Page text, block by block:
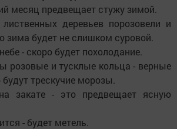
месяц предвещает стужу зимой.
деревьев порозовели и
зима будет не слишком суровой.
- скоро будет похолодание.
розовые и тусклые кольца - верные
трескучие морозы.
закате - это предвещает ясную
- будет метель.